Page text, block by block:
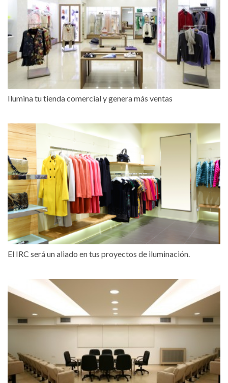
Ilumina tu tienda comercial y genera más ventas
El IRC será un aliado en tus proyectos de iluminación.